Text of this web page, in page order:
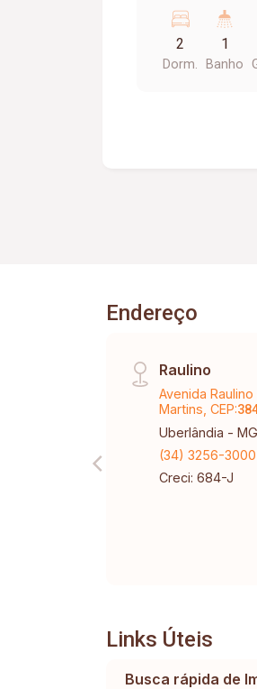
despensa e banheiro
Lazer e
cômodo
2
Dorm.
1
Banho
Endereço
Raulino
Avenida
Martins, CEP:
Uberlândia - MG
(34) 3256-3000
Creci: 684-J
Links Úteis
Busca rápida de